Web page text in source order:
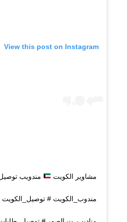
View this post on Instagram
مشاوير الكويت مندويب
مندوب_الكويت # توصيل_الكويت